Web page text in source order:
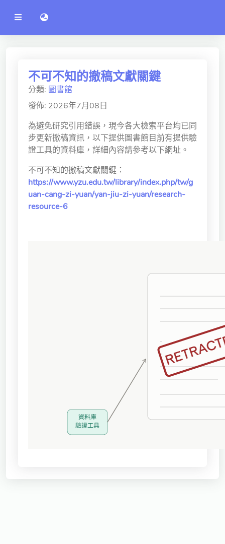
公
告
系
工程學院
資訊學院
管理學院
人文社社會學院
電機通訊學院
醫護學院
研究中心
語言切換 language switch
不可不知的撤稿文獻關鍵
分類: 圖書館
發佈: 2026年7月08日
為避免研究引用錯誤，現今各大檢索平台均已同
步更新撤稿資訊，以下提供圖書館目前有提供驗
證工具的資料庫，詳細內容請參考以下網址。
不可不知的撤稿文獻關鍵：
https://www.yzu.edu.tw/library/index.php/tw/g
uan-cang-zi-yuan/yan-jiu-zi-yuan/research-
resource-6